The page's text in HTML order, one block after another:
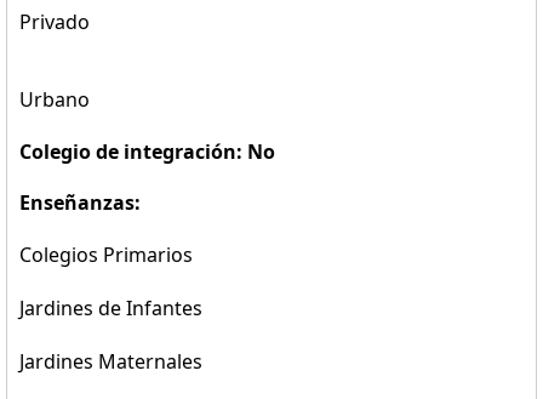
Privado
Urbano
Colegio de integración: No
Enseñanzas:
Colegios Primarios
Jardines de Infantes
Jardines Maternales